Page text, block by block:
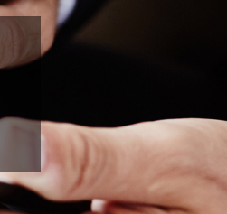
الهيكل التنظيمي العام
من نحن